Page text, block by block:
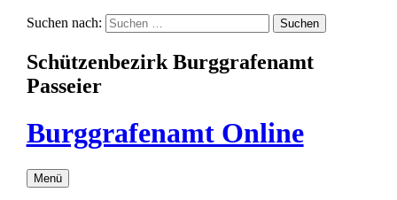
Suchen nach:
Schützenbezirk Burggrafenamt
Passeier
Burggrafenamt Online
Menü